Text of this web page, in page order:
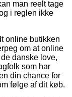
man reelt tage
i reglen ikke
online butikken
om at online
danske love,
som har
din chance for
følge af dit køb.